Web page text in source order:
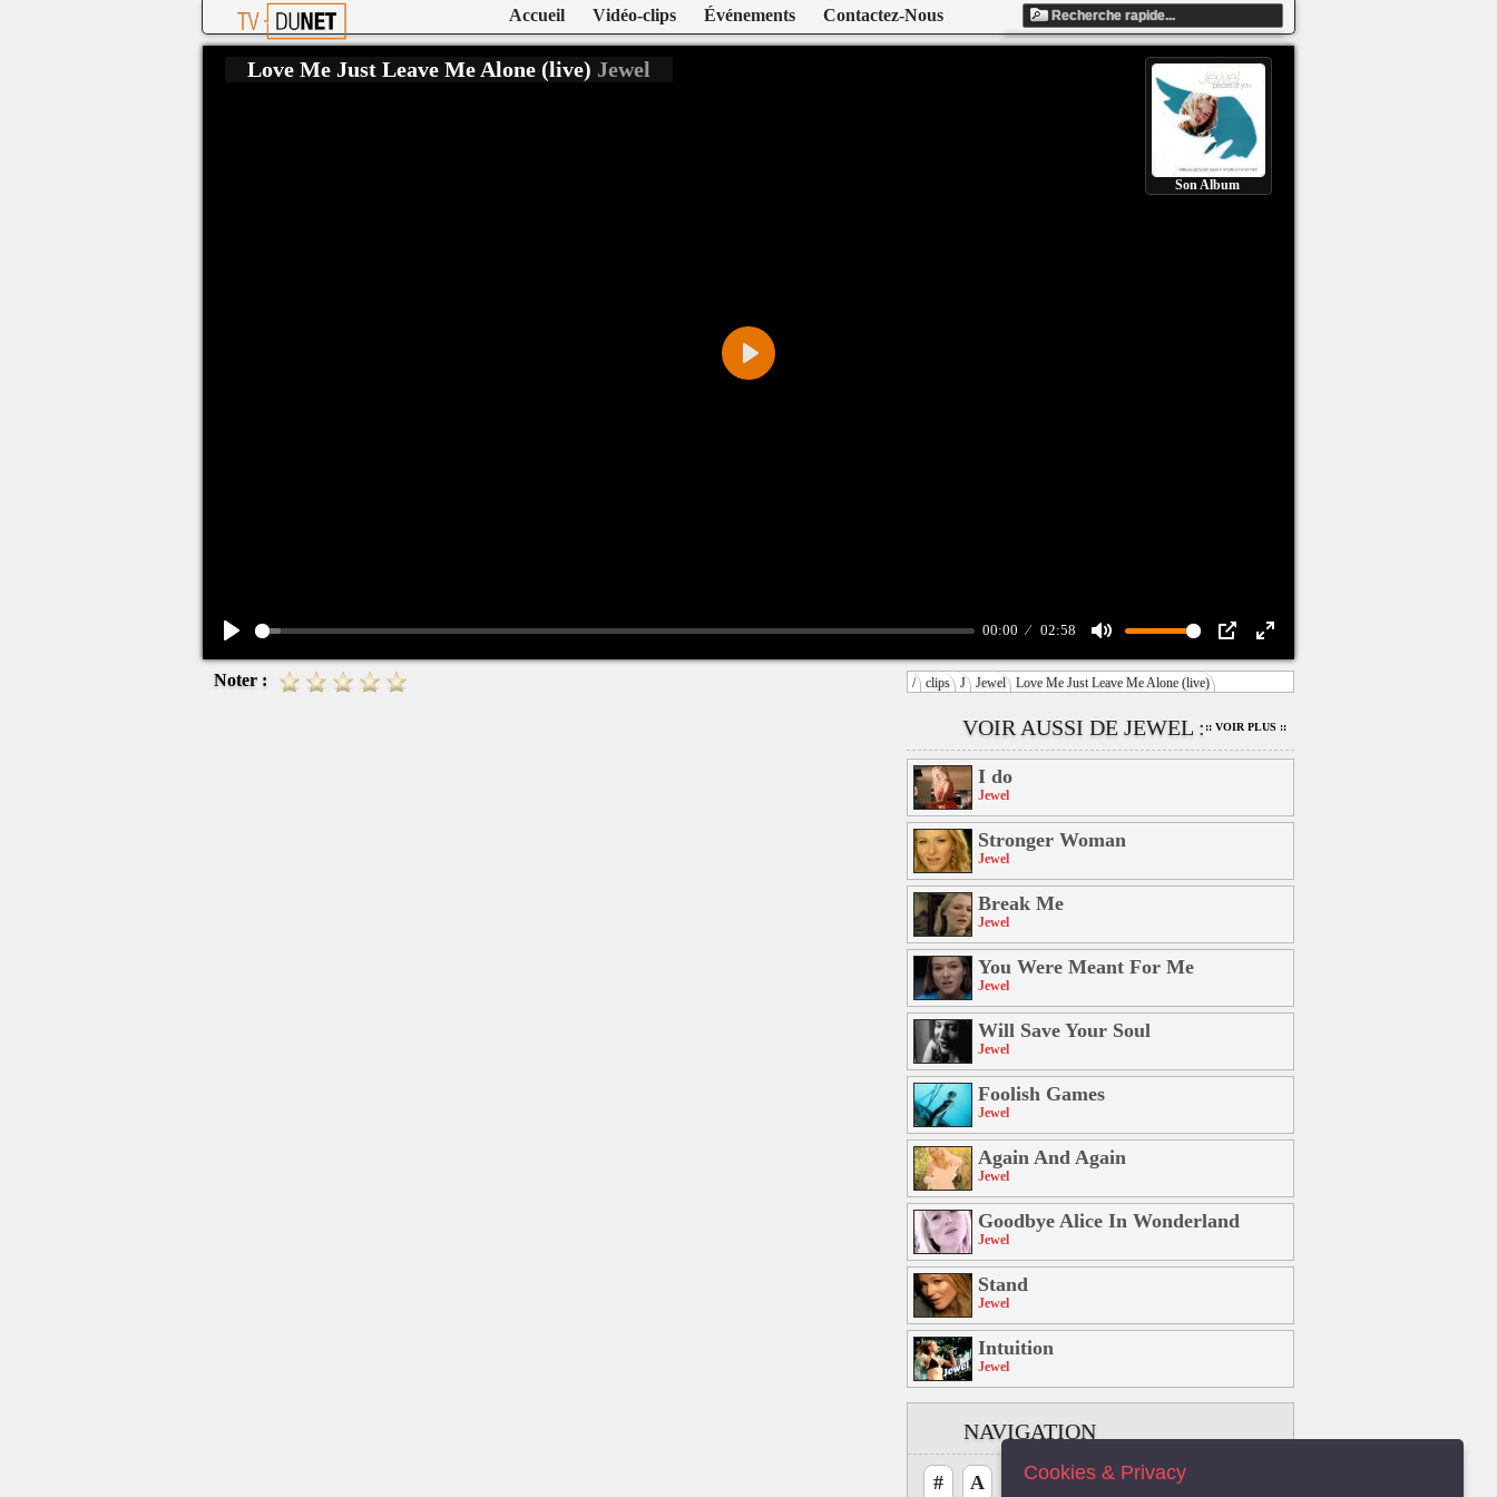
Accueil Vidéo-clips Événements Contactez-Nous
Play
00:00 02:58
Mute PIP
Enter
Play
Love Me Just Leave Me Alone (live) Jewel
Son Album
/ clips J Jewel Love Me Just Leave Me Alone (live)
VOIR AUSSI DE JEWEL : :: VOIR PLUS ::
I do
Jewel
Stronger Woman
Jewel
Break Me
Jewel
You Were Meant For Me
Jewel
Will Save Your Soul
Jewel
Foolish Games
Jewel
Again And Again
Jewel
Goodbye Alice In Wonderland
Jewel
Stand
Jewel
Intuition
Jewel
NAVIGATION
# A C D E F
Noter :
Cookies & Privacy